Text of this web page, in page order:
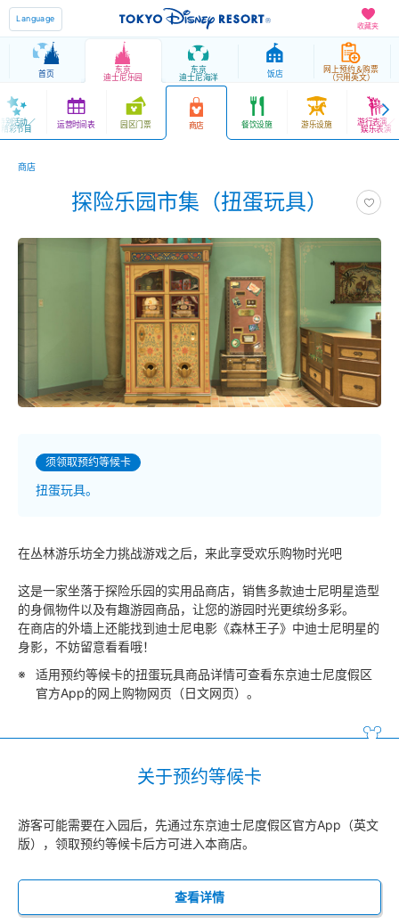
收藏夹
Language
首页 东京
迪士尼乐园
东京
迪士尼海洋 饭店 网上预约＆购票
（只用英文）
别活动／
精彩节目 运营时间表 园区门票 商店 餐饮设施 游乐设施 游行表演／
娱乐表演
商店
探险乐园市集（扭蛋玩具）
须领取预约等候卡
扭蛋玩具。
在丛林游乐坊全力挑战游戏之后，来此享受欢乐购物时光吧
这是一家坐落于探险乐园的实用品商店，销售多款迪士尼明星造型
的身佩物件以及有趣游园商品，让您的游园时光更缤纷多彩。
在商店的外墙上还能找到迪士尼电影《森林王子》中迪士尼明星的
身影，不妨留意看看哦！
适用预约等候卡的扭蛋玩具商品详情可查看东京迪士尼度假区
官方App的网上购物网页（日文网页）。
关于预约等候卡
游客可能需要在入园后，先通过东京迪士尼度假区官方App（英文
版），领取预约等候卡后方可进入本商店。
查看详情